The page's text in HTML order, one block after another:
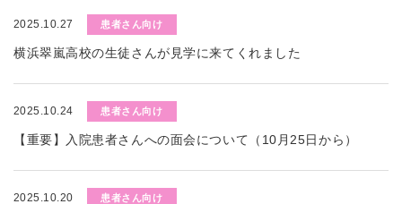
2025.10.27 患者さん向け
横浜翠嵐高校の生徒さんが見学に来てくれました
2025.10.24 患者さん向け
【重要】入院患者さんへの面会について（10月25日から）
2025.10.20 患者さん向け